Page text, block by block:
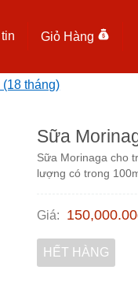
Giỏ Hàng
tháng)
Sữa
Sữa Morinaga cho
lượng có trong
Giá: 150,000.00
HẾT HÀNG